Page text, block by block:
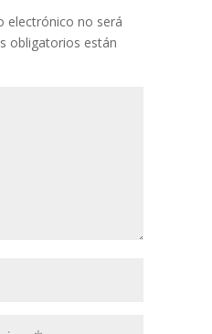
electrónico no será
obligatorios están